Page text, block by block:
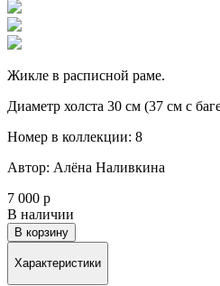
Жикле в расписной раме.
Диаметр холста 30 см (37 см с
Номер в коллекции: 8
Автор: Алёна Наливкина
7 000 р
В наличии
В корзину
Характеристики